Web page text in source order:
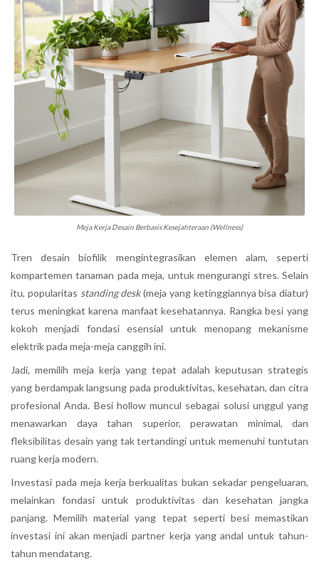
Meja Kerja Desain Berbasis Kesejahteraan (Wellness)
Tren desain biofilik mengintegrasikan elemen alam, seperti
kompartemen tanaman pada meja, untuk mengurangi stres. Selain
itu, popularitas standing desk(meja yang ketinggiannya bisa diatur)
terus meningkat karena manfaat kesehatannya. Rangka besi yang
kokoh menjadi fondasi esensial untuk menopang mekanisme
elektrik pada meja-meja canggih ini.
Jadi, memilih meja kerja yang tepat adalah keputusan strategis
yang berdampak langsung pada produktivitas, kesehatan, dan citra
profesional Anda. Besi hollow muncul sebagai solusi unggul yang
menawarkan daya tahan superior, perawatan minimal, dan
fleksibilitas desain yang tak tertandingi untuk memenuhi tuntutan
ruang kerja modern.
Investasi pada meja kerja berkualitas bukan sekadar pengeluaran,
melainkan fondasi untuk produktivitas dan kesehatan jangka
panjang. Memilih material yang tepat seperti besi memastikan
investasi ini akan menjadi partner kerja yang andal untuk tahun-
tahun mendatang.